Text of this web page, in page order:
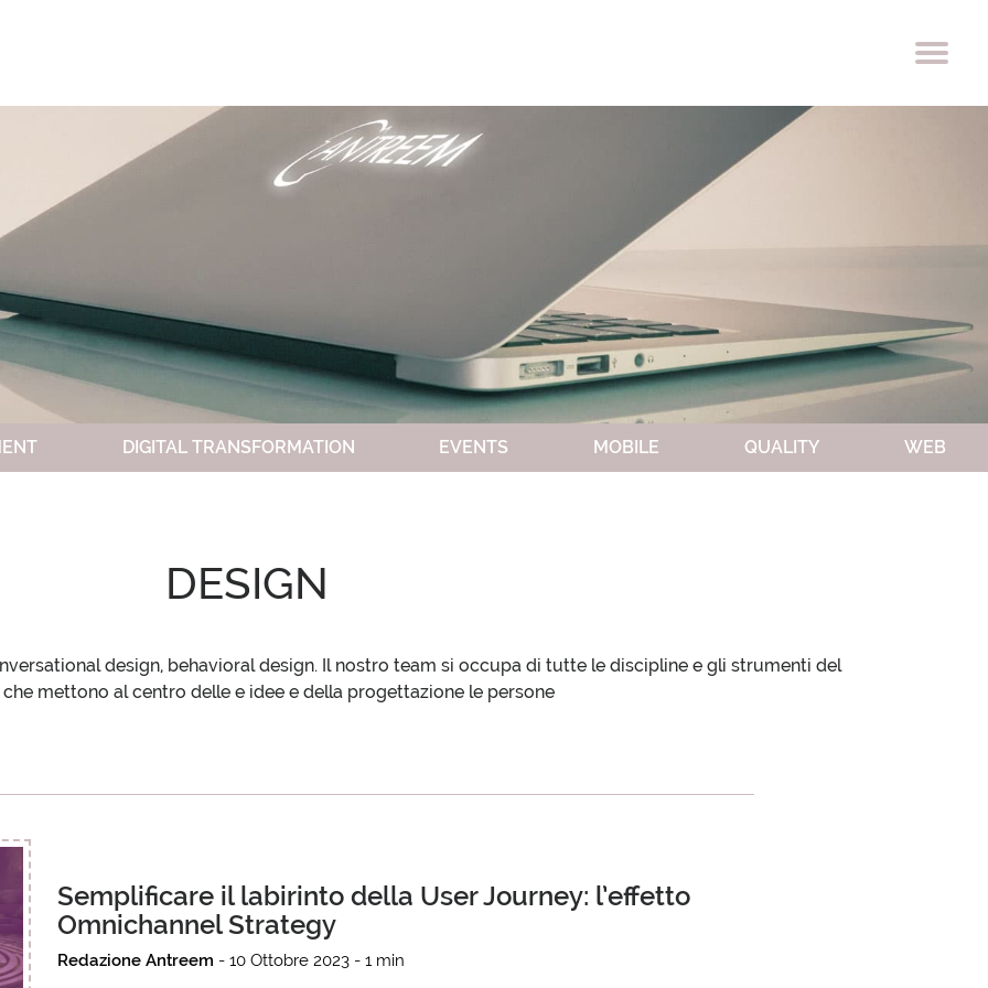
APPROCCIO PREMI
LAVORA CON NOI
PARTNER CLIENTI
SEDE E CONTATTI
IDEE
DIGITAL TRANSFORMATION EVENTS MOBILE QUALITY WEB
DESIGN
design, behavioral design. Il nostro team si occupa di tutte le discipline e gli strumenti del
che mettono al centro delle e idee e della progettazione le persone
Semplificare il labirinto della User Journey: l’effetto
Omnichannel Strategy
Redazione Antreem - 10 Ottobre 2023 - 1 min